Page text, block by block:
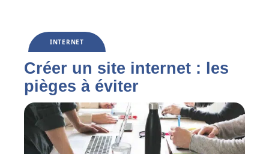
INTERNET
Créer un site internet : les
pièges à éviter